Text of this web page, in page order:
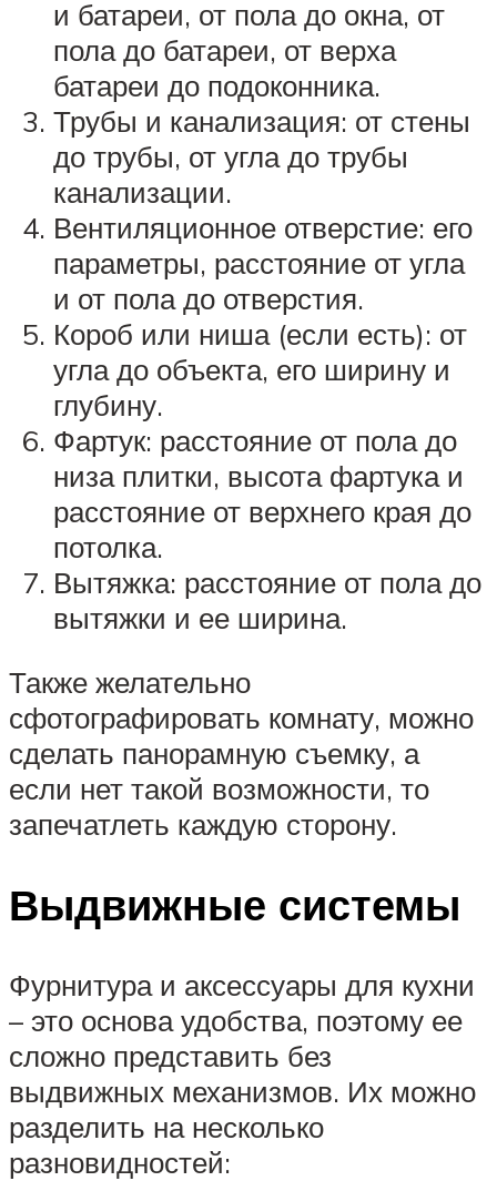
и батареи, от пола до окна, от
пола до батареи, от верха
батареи до подоконника.
Трубы и канализация: от стены
до трубы, от угла до трубы
канализации.
Вентиляционное отверстие: его
параметры, расстояние от угла
и от пола до отверстия.
Короб или ниша (если есть): от
угла до объекта, его ширину и
глубину.
Фартук: расстояние от пола до
низа плитки, высота фартука и
расстояние от верхнего края до
потолка.
Вытяжка: расстояние от пола до
вытяжки и ее ширина.
Также желательно
сфотографировать комнату, можно
сделать панорамную съемку, а
если нет такой возможности, то
запечатлеть каждую сторону.
Выдвижные системы
Фурнитура и аксессуары для кухни
– это основа удобства, поэтому ее
сложно представить без
выдвижных механизмов. Их можно
разделить на несколько
разновидностей: